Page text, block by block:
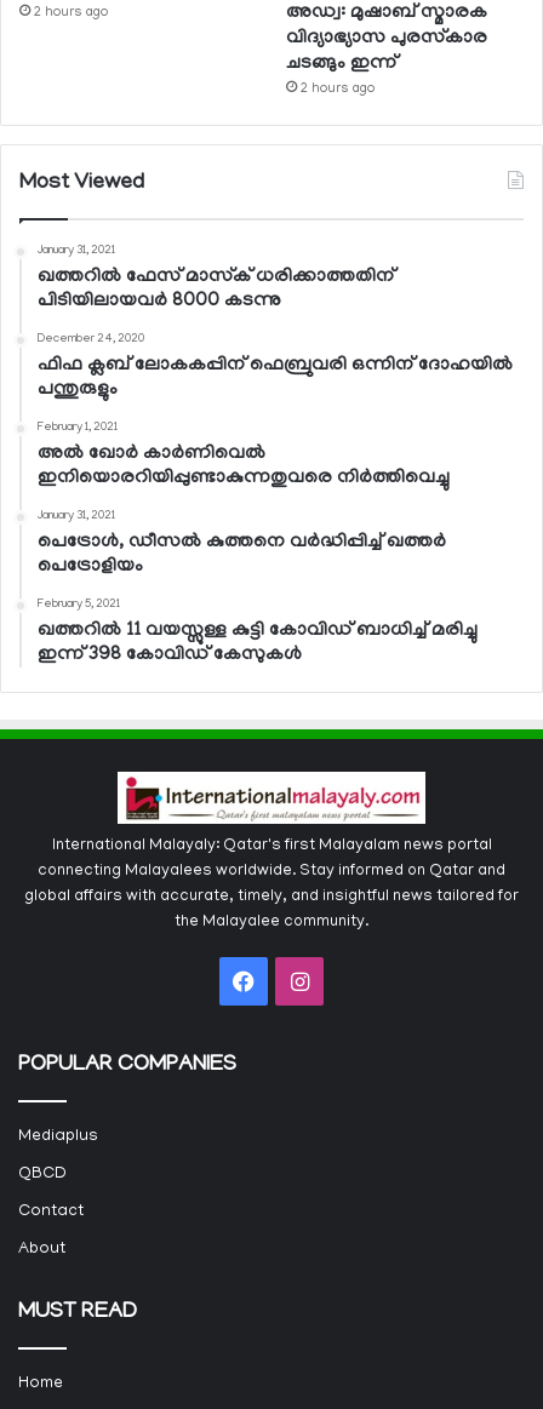
2 hours ago
അഡ്വ: മുഷാബ് സ്മാരക
വിദ്യാഭ്യാസ പുരസ്‌കാര
ചടങ്ങും ഇന്ന്
2 hours ago
Most Viewed
January 31, 2021
ഖത്തറില്‍ ഫേസ് മാസ്‌ക് ധരിക്കാത്തതിന്
പിടിയിലായവര്‍ 8000 കടന്നു
December 24, 2020
ഫിഫ ക്ലബ് ലോകകപ്പിന് ഫെബ്രുവരി ഒന്നിന് ദോഹയില്‍
പന്തുരുളും
February 1, 2021
അല്‍ ഖോര്‍ കാര്‍ണിവെല്‍
ഇനിയൊരറിയിപ്പുണ്ടാകുന്നതുവരെ നിര്‍ത്തിവെച്ചു
January 31, 2021
പെട്രോള്‍, ഡീസല്‍ കുത്തനെ വര്‍ദ്ധിപ്പിച്ച് ഖത്തര്‍
പെട്രോളിയം
February 5, 2021
ഖത്തറില്‍ 11 വയസ്സുള്ള കുട്ടി കോവിഡ് ബാധിച്ച് മരിച്ചു
ഇന്ന് 398 കോവിഡ് കേസുകള്‍
International Malayaly: Qatar's first Malayalam news portal
connecting Malayalees worldwide. Stay informed on Qatar and
global affairs with accurate, timely, and insightful news tailored for
the Malayalee community.
FacebookInstagram
POPULAR COMPANIES
Mediaplus
QBCD
Contact
About
MUST READ
Home